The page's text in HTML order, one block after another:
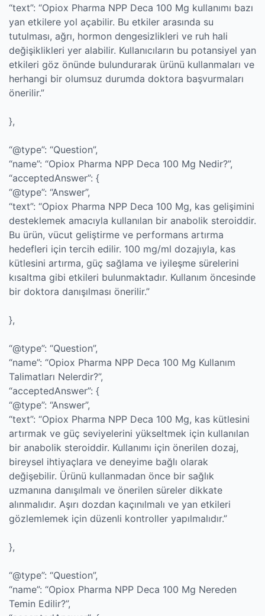
“text”: “Opiox Pharma NPP Deca 100 Mg kullanımı bazı
yan etkilere yol açabilir. Bu etkiler arasında su
tutulması, ağrı, hormon dengesizlikleri ve ruh hali
değişiklikleri yer alabilir. Kullanıcıların bu potansiyel yan
etkileri göz önünde bulundurarak ürünü kullanmaları ve
herhangi bir olumsuz durumda doktora başvurmaları
önerilir.”
},
“@type”: “Question”,
“name”: “Opiox Pharma NPP Deca 100 Mg Nedir?”,
“acceptedAnswer”: {
“@type”: “Answer”,
“text”: “Opiox Pharma NPP Deca 100 Mg, kas gelişimini
desteklemek amacıyla kullanılan bir anabolik steroiddir.
Bu ürün, vücut geliştirme ve performans artırma
hedefleri için tercih edilir. 100 mg/ml dozajıyla, kas
kütlesini artırma, güç sağlama ve iyileşme sürelerini
kısaltma gibi etkileri bulunmaktadır. Kullanım öncesinde
bir doktora danışılması önerilir.”
},
“@type”: “Question”,
“name”: “Opiox Pharma NPP Deca 100 Mg Kullanım
Talimatları Nelerdir?”,
“acceptedAnswer”: {
“@type”: “Answer”,
“text”: “Opiox Pharma NPP Deca 100 Mg, kas kütlesini
artırmak ve güç seviyelerini yükseltmek için kullanılan
bir anabolik steroiddir. Kullanımı için önerilen dozaj,
bireysel ihtiyaçlara ve deneyime bağlı olarak
değişebilir. Ürünü kullanmadan önce bir sağlık
uzmanına danışılmalı ve önerilen süreler dikkate
alınmalıdır. Aşırı dozdan kaçınılmalı ve yan etkileri
gözlemlemek için düzenli kontroller yapılmalıdır.”
},
“@type”: “Question”,
“name”: “Opiox Pharma NPP Deca 100 Mg Nereden
Temin Edilir?”,